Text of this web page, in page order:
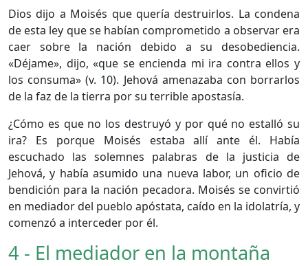
Dios dijo a Moisés que quería destruirlos. La condena
de esta ley que se habían comprometido a observar era
caer sobre la nación debido a su desobediencia.
«Déjame», dijo, «que se encienda mi ira contra ellos y
los consuma» (v. 10). Jehová amenazaba con borrarlos
de la faz de la tierra por su terrible apostasía.
¿Cómo es que no los destruyó y por qué no estalló su
ira? Es porque Moisés estaba allí ante él. Había
escuchado las solemnes palabras de la justicia de
Jehová, y había asumido una nueva labor, un oficio de
bendición para la nación pecadora. Moisés se convirtió
en mediador del pueblo apóstata, caído en la idolatría, y
comenzó a interceder por él.
4 - El mediador en la montaña